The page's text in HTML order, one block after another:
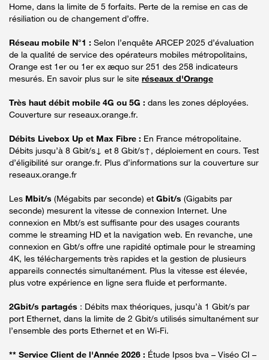
Home, dans la limite de 5 forfaits. Perte de la remise en cas de
résiliation ou de changement d’offre.
Réseau mobile N°1 : Selon l’enquête ARCEP 2025 d’évaluation
de la qualité de service des opérateurs mobiles métropolitains,
Orange est 1er ou 1er ex æquo sur 251 des 258 indicateurs
mesurés. En savoir plus sur le site réseaux d'Orange
Très haut débit mobile 4G ou 5G : dans les zones déployées.
Couverture sur reseaux.orange.fr.
Débits Livebox Up et Max Fibre : En France métropolitaine.
Débits jusqu’à 8 Gbit/s↓ et 8 Gbit/s↑, déploiement en cours. Test
d’éligibilité sur orange.fr. Plus d’informations sur la couverture sur
reseaux.orange.fr
Les Mbit/s (Mégabits par seconde) et Gbit/s (Gigabits par
seconde) mesurent la vitesse de connexion Internet. Une
connexion en Mbt/s est suffisante pour des usages courants
comme le streaming HD et la navigation web. En revanche, une
connexion en Gbt/s offre une rapidité optimale pour le streaming
4K, les téléchargements très rapides et la gestion de plusieurs
appareils connectés simultanément. Plus la vitesse est élevée,
plus votre expérience en ligne sera fluide et performante.
2Gbit/s partagés : Débits max théoriques, jusqu’à 1 Gbit/s par
port Ethernet, dans la limite de 2 Gbit/s utilisés simultanément sur
l’ensemble des ports Ethernet et en Wi-Fi.
** Service Client de l'Année 2026 : Étude Ipsos bva – Viséo CI –